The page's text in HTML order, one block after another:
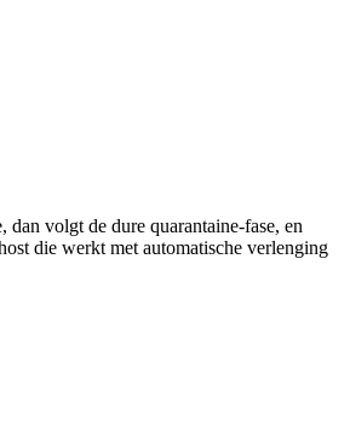
volgt de dure quarantaine-fase, en
die werkt met automatische verlenging